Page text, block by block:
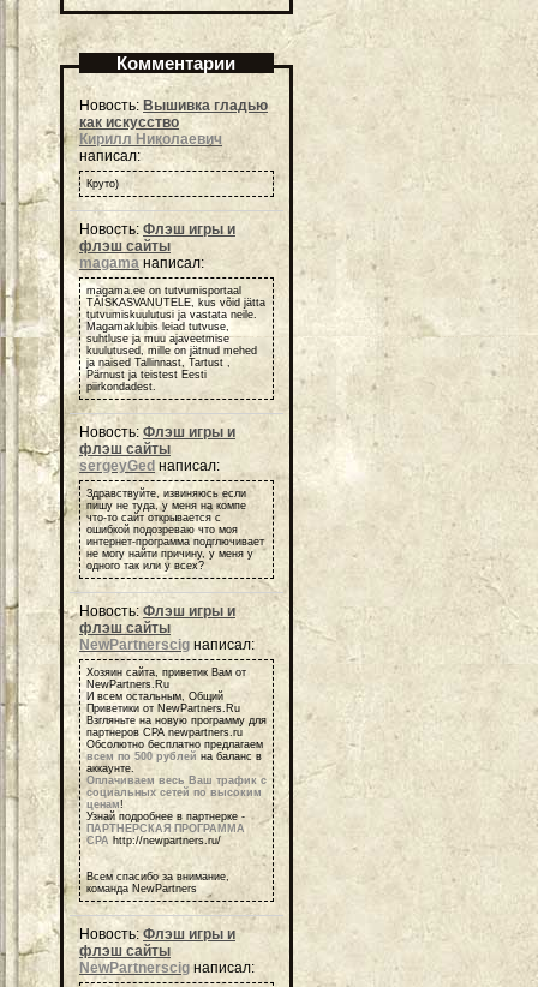
Комментарии
Новость: Вышивка гладью
как искусство
Кирилл Николаевич
написал:
Круто)
Новость: Флэш игры и
флэш сайты
magamaнаписал:
magama.ee on tutvumisportaal
TÄISKASVANUTELE, kus võid jätta
tutvumiskuulutusi ja vastata neile.
Magamaklubis leiad tutvuse,
suhtluse ja muu ajaveetmise
kuulutused, mille on jätnud mehed
ja naised Tallinnast, Tartust ,
Pärnust ja teistest Eesti
piirkondadest.
Новость: Флэш игры и
флэш сайты
sergeyGed написал:
Здравствуйте, извиняюсь если
пишу не туда, у меня на компе
что-то сайт открывается с
ошибкой подозреваю что моя
интернет-программа подглючивает
не могу найти причину, у меня у
одного так или у всех?
Новость:Флэш игры и
флэш сайты
NewPartnerscig написал:
Хозяин сайта, приветик Вам от
NewPartners.Ru
И всем остальным, Общий
Приветики от NewPartners.Ru
Взгляньте на новую программу для
партнеров СРА newpartners.ru
Обсолютно бесплатно предлагаем
всем по 500 рублей на баланс в
аккаунте.
Оплачиваем весь Ваш трафик с
социальных сетей по высоким
ценам!
Узнай подробнее в партнерке -
ПАРТНЕРСКАЯ ПРОГРАММА
СРА http://newpartners.ru/
Всем спасибо за внимание,
команда NewPartners
Новость: Флэш игры и
флэш сайты
NewPartnerscig написал: